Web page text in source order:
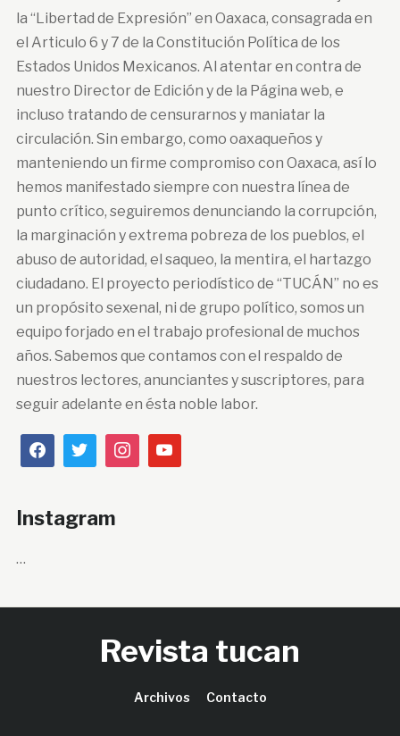
la “Libertad de Expresión” en Oaxaca, consagrada en
el Articulo 6 y 7 de la Constitución Política de los
Estados Unidos Mexicanos. Al atentar en contra de
nuestro Director de Edición y de la Página web, e
incluso tratando de censurarnos y maniatar la
circulación. Sin embargo, como oaxaqueños y
manteniendo un firme compromiso con Oaxaca, así lo
hemos manifestado siempre con nuestra línea de
punto crítico, seguiremos denunciando la corrupción,
la marginación y extrema pobreza de los pueblos, el
abuso de autoridad, el saqueo, la mentira, el hartazgo
ciudadano. El proyecto periodístico de “TUCÁN” no es
un propósito sexenal, ni de grupo político, somos un
equipo forjado en el trabajo profesional de muchos
años. Sabemos que contamos con el respaldo de
nuestros lectores, anunciantes y suscriptores, para
seguir adelante en ésta noble labor.
Instagram
…
Revista tucan
Archivos Contacto